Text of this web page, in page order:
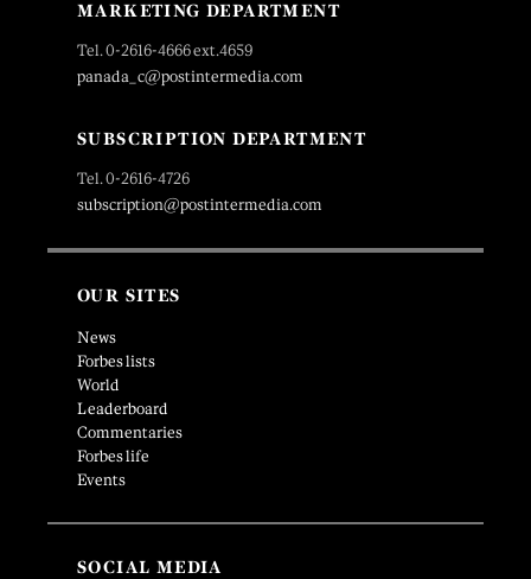
MARKETING DEPARTMENT
Tel. 0-2616-4666 ext.4659
panada_c@postintermedia.com
SUBSCRIPTION DEPARTMENT
Tel. 0-2616-4726
subscription@postintermedia.com
OUR SITES
News
Forbes lists
World
Leaderboard
Commentaries
Forbes life
Events
SOCIAL MEDIA